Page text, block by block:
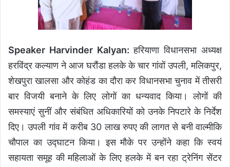
Speaker Harvinder Kalyan: हरियाणा विधानसभा अध्यक्ष
हरविंद्र कल्याण ने आज घरौंडा हलके के चार गांवों उपली, मलिकपुर,
शेखपुरा खालसा और कोहंड का दौरा कर विधानसभा चुनाव में तीसरी
बार विजयी बनाने के लिए लोगों का धन्यवाद किया। लोगों की
समस्याएं सुनीं और संबंधित अधिकारियों को उनके निपटारे के निर्देश
दिए। उपली गांव में करीब 30 लाख रुपए की लागत से बनी वाल्मीकि
चौपाल का उद्घाटन किया। इस मौके पर उन्होंने कहा कि स्वयं
सहायता समूह की महिलाओं के लिए हलके में बन रहा ट्रेनिंग सेंटर